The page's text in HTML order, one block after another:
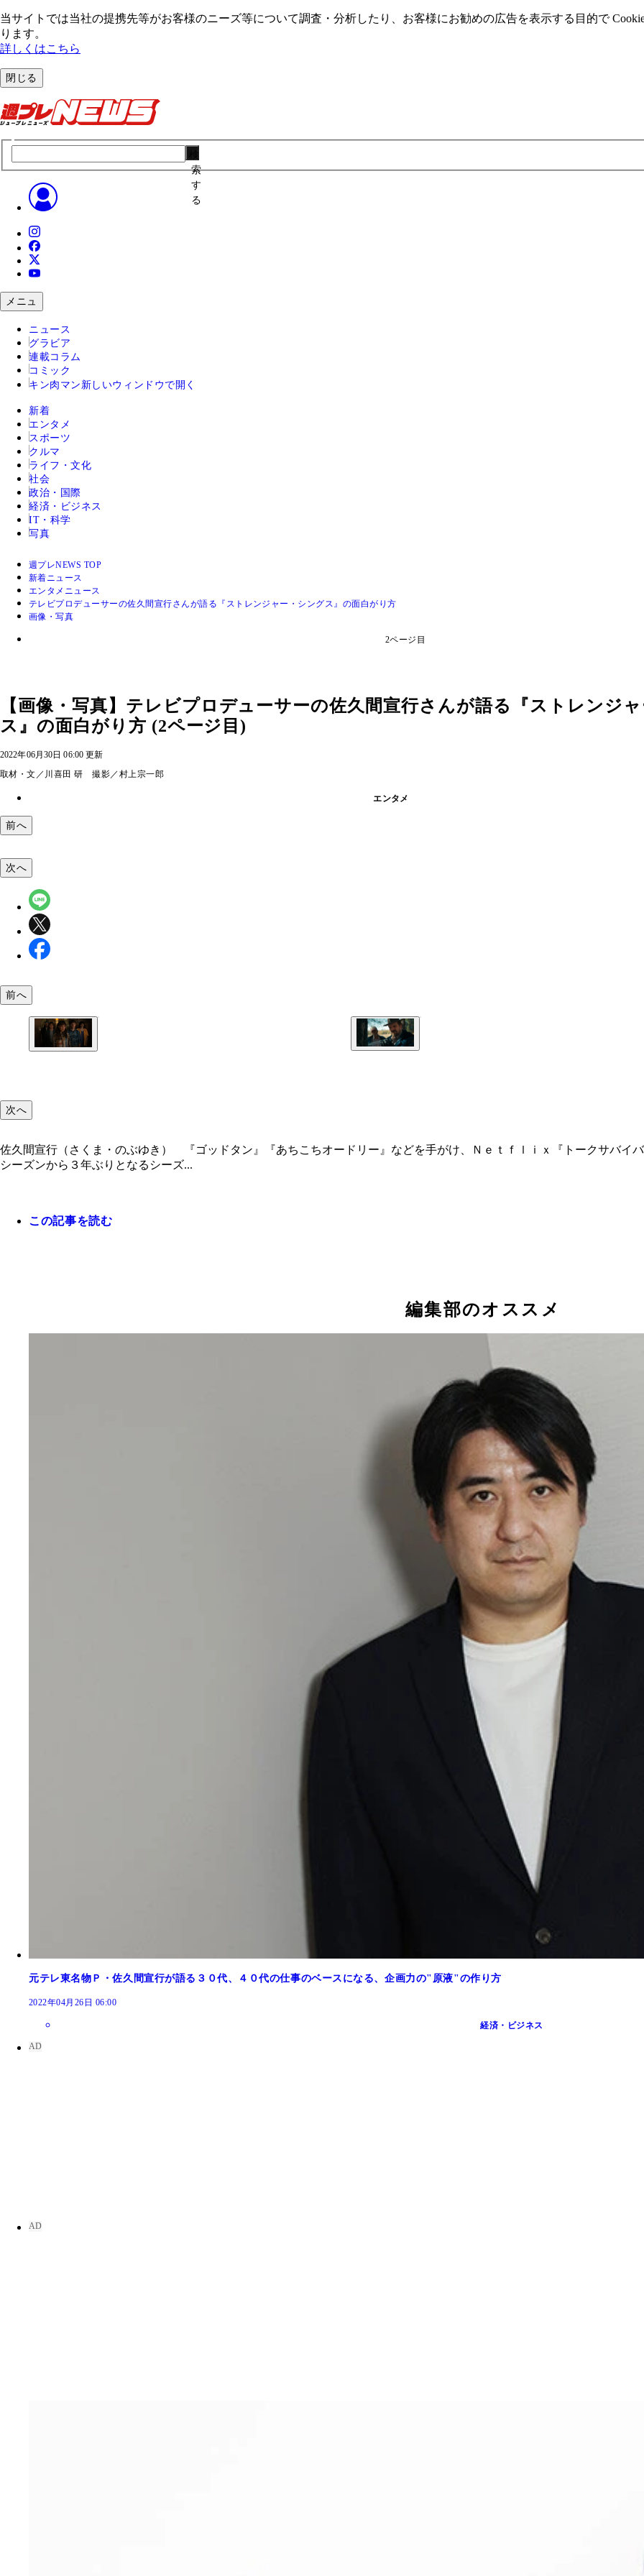
当サイトでは当社の提携先等がお客様のニーズ等について調査・分析したり、お客様にお勧めの広告を表⽰する⽬的で
ります。
詳しくはこちら
閉じる
索
す
る
メニュ
ニュース
グラビア
連載コラム
コミック
キン肉マン 新しいウィンドウで開く
新着
エンタメ
スポーツ
クルマ
ライフ・文化
社会
政治・国際
経済・ビジネス
IT・科学
写真
週プレNEWS TOP
新着ニュース
エンタメニュース
テレビプロデューサーの佐久間宣行さんが語る『ストレンジャー・シングス』の面白がり方
画像・写真
2ページ目
【画像・写真】テレビプロデューサーの佐久間宣行さんが語る『ストレンジ
ス』の面白がり方 (2ページ目)
2022年06月30日 06:00 更新
取材・文／川喜田 研 撮影／村上宗一郎
エンタメ
前へ
佐久間宣行（さくま・のぶゆき） 『ゴッドタン』『あちこちオードリー』などを手がけ、Ｎｅｔｆｌｉｘ『ト
など
次へ
前へ
次へ
佐久間宣行（さくま・のぶゆき） 『ゴッドタン』『あちこちオードリー』などを手がけ、Ｎｅｔｆｌｉｘ『トークサバイ
シーズンから３年ぶりとなるシーズ...
この記事を読む
編集部のオススメ
元テレ東名物Ｐ・佐久間宣行が語る３０代、４０代の仕事のベースになる、企画力の"原液"の作り方
2022年04月26日 06:00
経済・ビジネス